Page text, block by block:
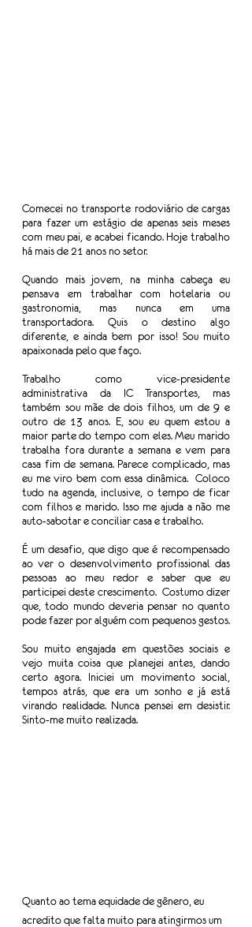
Comecei no transporte rodoviário de cargas
para fazer um estágio de apenas seis meses
com meu pai, e acabei ficando. Hoje trabalho
há mais de 21 anos no setor.
Quando mais jovem, na minha cabeça eu
pensava em trabalhar com hotelaria ou
gastronomia, mas nunca em uma
transportadora. Quis o destino algo
diferente, e ainda bem por isso! Sou muito
apaixonada pelo que faço.
Trabalho como vice-presidente
administrativa da IC Transportes, mas
também sou mãe de dois filhos, um de 9 e
outro de 13 anos. E, sou eu quem estou a
maior parte do tempo com eles. Meu marido
trabalha fora durante a semana e vem para
casa fim de semana. Parece complicado, mas
eu me viro bem com essa dinâmica.  Coloco
tudo na agenda, inclusive, o tempo de ficar
com filhos e marido. Isso me ajuda a não me
auto-sabotar e conciliar casa e trabalho.
É um desafio, que digo que é recompensado
ao ver o desenvolvimento profissional das
pessoas ao meu redor e saber que eu
participei deste crescimento.  Costumo dizer
que, todo mundo deveria pensar no quanto
Sou muito engajada em questões sociais e
vejo muita coisa que planejei antes, dando
certo agora. Iniciei um movimento social,
tempos atrás, que era um sonho e já está
virando realidade. Nunca pensei em desistir.
Sinto-me muito realizada.
Quanto ao tema equidade de gênero, eu
acredito que falta muito para atingirmos um